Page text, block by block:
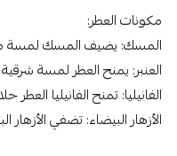
مكونات العطر:
المسك: يضيف المسك لمسة من
العنبر: يمنح العطر لمسة
الفانيليا: تمنح الفانيليا
الأزهار البيضاء: تضفي